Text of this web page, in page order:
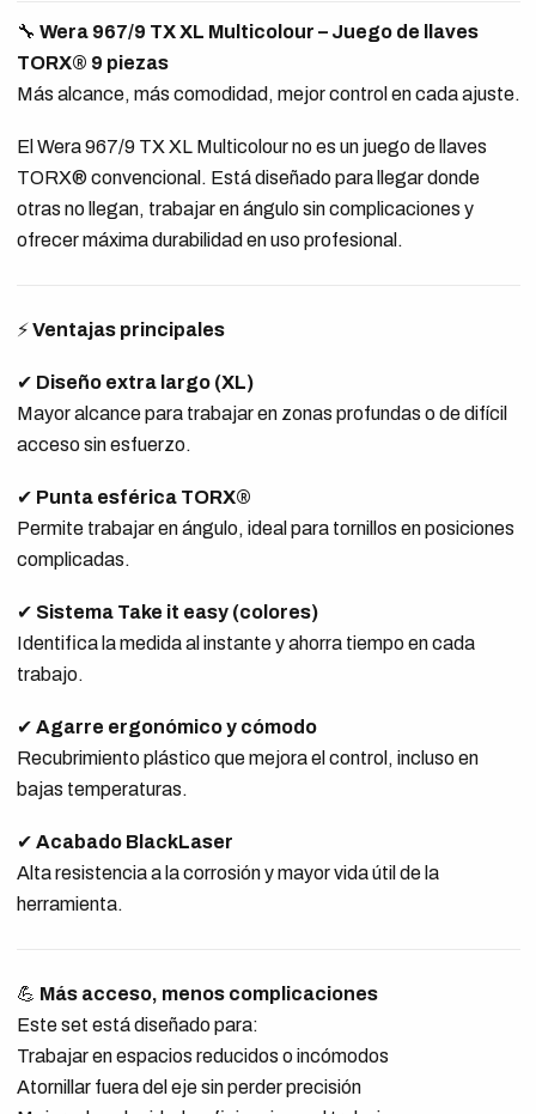
🔧 Wera 967/9 TX XL Multicolour – Juego de llaves
TORX® 9 piezas
Más alcance, más comodidad, mejor control en cada ajuste.
El Wera 967/9 TX XL Multicolour no es un juego de llaves
TORX® convencional. Está diseñado para llegar donde
otras no llegan, trabajar en ángulo sin complicaciones y
ofrecer máxima durabilidad en uso profesional.
⚡Ventajas principales
✔ Diseño extra largo (XL)
Mayor alcance para trabajar en zonas profundas o de difícil
acceso sin esfuerzo.
✔ Punta esférica TORX®
Permite trabajar en ángulo, ideal para tornillos en posiciones
complicadas.
✔ Sistema Take it easy (colores)
Identifica la medida al instante y ahorra tiempo en cada
trabajo.
✔ Agarre ergonómico y cómodo
Recubrimiento plástico que mejora el control, incluso en
bajas temperaturas.
✔ Acabado BlackLaser
Alta resistencia a la corrosión y mayor vida útil de la
herramienta.
💪 Más acceso, menos complicaciones
Este set está diseñado para:
Trabajar en espacios reducidos o incómodos
Atornillar fuera del eje sin perder precisión